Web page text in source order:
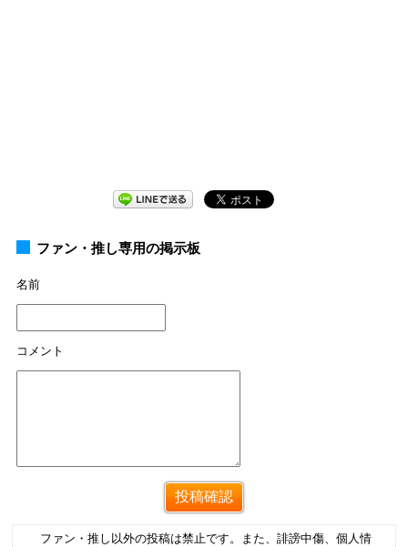
ファン・推し専用の掲示板
名前
コメント
ファン・推し以外の投稿は禁止です。また、誹謗中傷、個人情